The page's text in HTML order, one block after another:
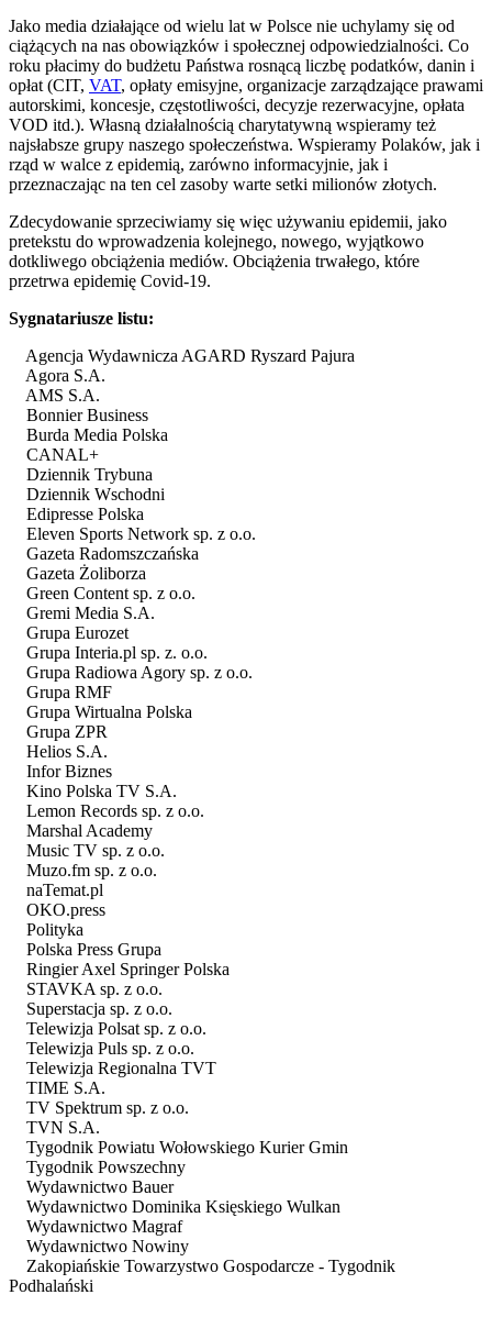
Jako media działające od wielu lat w Polsce nie uchylamy się od
ciążących na nas obowiązków i społecznej odpowiedzialności. Co
roku płacimy do budżetu Państwa rosnącą liczbę podatków, danin i
opłat (CIT, VAT, opłaty emisyjne, organizacje zarządzające prawami
autorskimi, koncesje, częstotliwości, decyzje rezerwacyjne, opłata
VOD itd.). Własną działalnością charytatywną wspieramy też
najsłabsze grupy naszego społeczeństwa. Wspieramy Polaków, jak i
rząd w walce z epidemią, zarówno informacyjnie, jak i
przeznaczając na ten cel zasoby warte setki milionów złotych.
Zdecydowanie sprzeciwiamy się więc używaniu epidemii, jako
pretekstu do wprowadzenia kolejnego, nowego, wyjątkowo
dotkliwego obciążenia mediów. Obciążenia trwałego, które
przetrwa epidemię Covid-19.
Sygnatariusze listu:
Agencja Wydawnicza AGARD Ryszard Pajura
Agora S.A.
AMS S.A.
Bonnier Business
Burda Media Polska
CANAL+
Dziennik Trybuna
Dziennik Wschodni
Edipresse Polska
Eleven Sports Network sp. z o.o.
Gazeta Radomszczańska
Gazeta Żoliborza
Green Content sp. z o.o.
Gremi Media S.A.
Grupa Eurozet
Grupa Interia.pl sp. z. o.o.
Grupa Radiowa Agory sp. z o.o.
Grupa RMF
Grupa Wirtualna Polska
Grupa ZPR
Helios S.A.
Infor Biznes
Kino Polska TV S.A.
Lemon Records sp. z o.o.
Marshal Academy
Music TV sp. z o.o.
Muzo.fm sp. z o.o.
naTemat.pl
OKO.press
Polityka
Polska Press Grupa
Ringier Axel Springer Polska
STAVKA sp. z o.o.
Superstacja sp. z o.o.
Telewizja Polsat sp. z o.o.
Telewizja Puls sp. z o.o.
Telewizja Regionalna TVT
TIME S.A.
TV Spektrum sp. z o.o.
TVN S.A.
Tygodnik Powiatu Wołowskiego Kurier Gmin
Tygodnik Powszechny
Wydawnictwo Bauer
Wydawnictwo Dominika Księskiego Wulkan
Wydawnictwo Magraf
Wydawnictwo Nowiny
Zakopiańskie Towarzystwo Gospodarcze - Tygodnik
Podhalański